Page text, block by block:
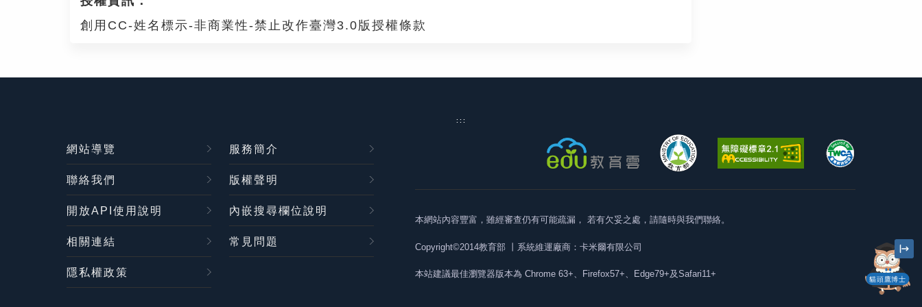
創用CC-姓名標示-非商業性-禁止改作臺灣3.0版授權條款
貓頭鷹博士
:::
網站導覽 服務簡介
聯絡我們 版權聲明
開放API使用說明 內嵌搜尋欄位說明
相關連結 常見問題
隱私權政策
本網站內容豐富，雖經審查仍有可能疏漏， 若有欠妥之處，請隨時與我們聯絡。
Copyright©2014教育部 丨系統維運廠商：卡米爾有限公司
本站建議最佳瀏覽器版本為 Chrome 63+、Firefox57+、Edge79+及Safari11+